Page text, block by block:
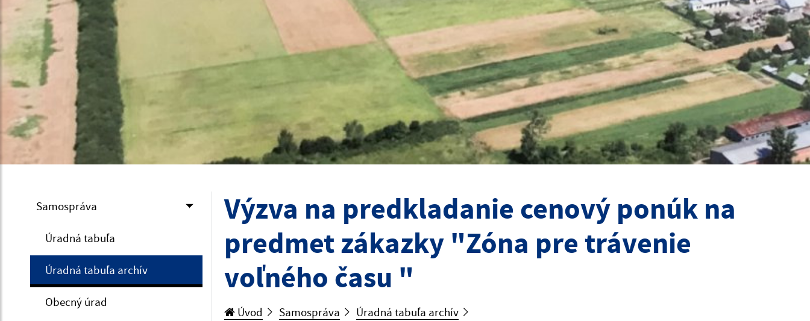
Samospráva
Úradná tabuľa
Úradná tabuľa archív
Obecný úrad
Výzva na predkladanie cenový ponúk na
predmet zákazky "Zóna pre trávenie
voľného času "
Úvod Samospráva
Úradná tabuľa archív